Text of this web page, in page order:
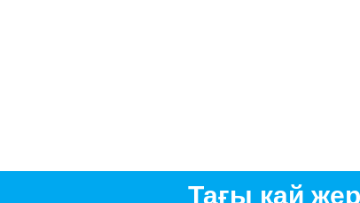
Тағы қай